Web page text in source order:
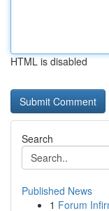
HTML is disabled
Search
Published News
1 Forum